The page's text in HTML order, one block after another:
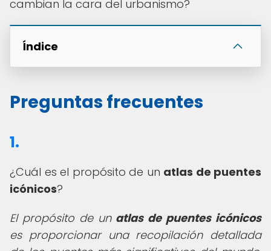
cambian la cara del urbanismo?
Índice
Preguntas frecuentes
1.
¿Cuál es el propósito de un atlas de puentes
icónicos?
El propósito de un atlas de puentes icónicos
es proporcionar una recopilación detallada